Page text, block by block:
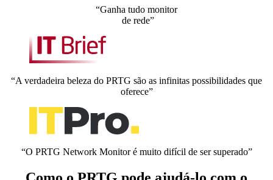
“Ganha tudo monitor
de rede”
“A verdadeira beleza do PRTG são as infinitas possibilidades que
oferece”
“O PRTG Network Monitor é muito difícil de ser superado”